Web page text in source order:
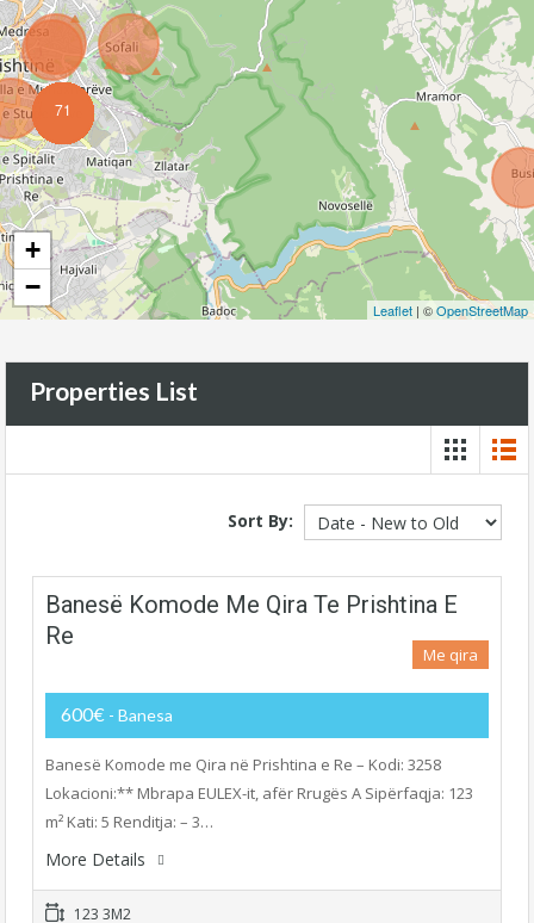
71
+
−
Leaflet | ©OpenStreetMap
Properties List
Sort By:
Banesë Komode Me Qira Te Prishtina E
Re
Me qira
600€ - Banesa
Banesë Komode me Qira në Prishtina e Re – Kodi: 3258
Lokacioni:** Mbrapa EULEX-it, afër Rrugës A Sipërfaqja: 123
m² Kati: 5 Renditja: – 3…
More Details
123 3M2